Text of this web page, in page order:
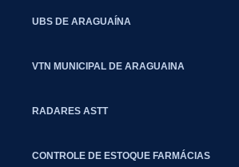
UBS DE ARAGUAÍNA
VTN MUNICIPAL DE ARAGUAINA
RADARES ASTT
CONTROLE DE ESTOQUE FARMÁCIAS